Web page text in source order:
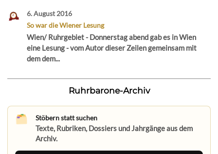
6. August 2016
So war die Wiener Lesung
Wien/ Ruhrgebiet - Donnerstag abend gab es in Wien
eine Lesung - vom Autor dieser Zeilen gemeinsam mit
dem dem...
Ruhrbarone-Archiv
Stöbern statt suchen
Texte, Rubriken, Dossiers und Jahrgänge aus dem
Archiv.